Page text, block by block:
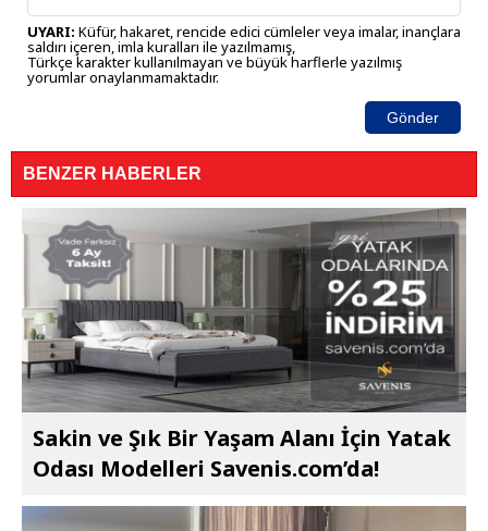
UYARI: Küfür, hakaret, rencide edici cümleler veya imalar, inançlara
saldırı içeren, imla kuralları ile yazılmamış,
Türkçe karakter kullanılmayan ve büyük harflerle yazılmış
yorumlar onaylanmamaktadır.
Gönder
BENZER HABERLER
Sakin ve Şık Bir Yaşam Alanı İçin Yatak
Odası Modelleri Savenis.com’da!